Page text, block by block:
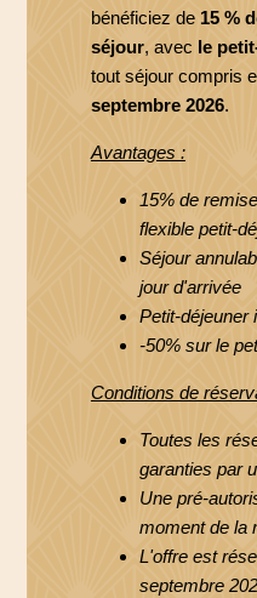
bénéficiez de 15 %
séjour, avec le
tout séjour compris
septembre 2026.
Avantages :
15% de
flexible petit-
Séjour
jour d'arrivée
Petit-déjeuner
-50% sur le
Conditions de
Toutes les
garanties par
Une pré-
moment de la
L'offre est
septembre